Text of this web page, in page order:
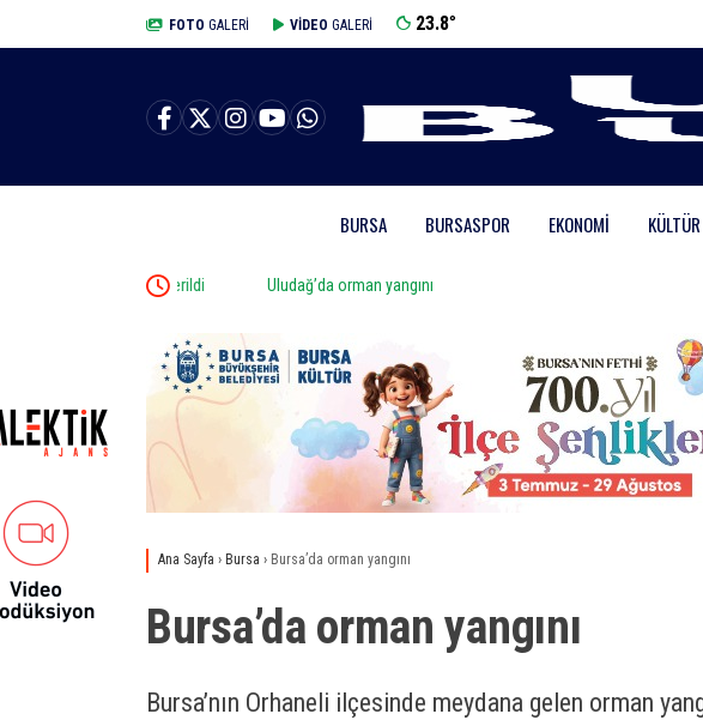
FOTO GALERİ VİDEO GALERİ 23.8°
BURSA BURSASPOR EKONOMI
Uludağ’da orman yangını
Ana Sayfa › Bursa › Bursa’da orman yangını
Bursa’da orman yangını
Bursa’nın Orhaneli ilçesinde meydana gelen orman